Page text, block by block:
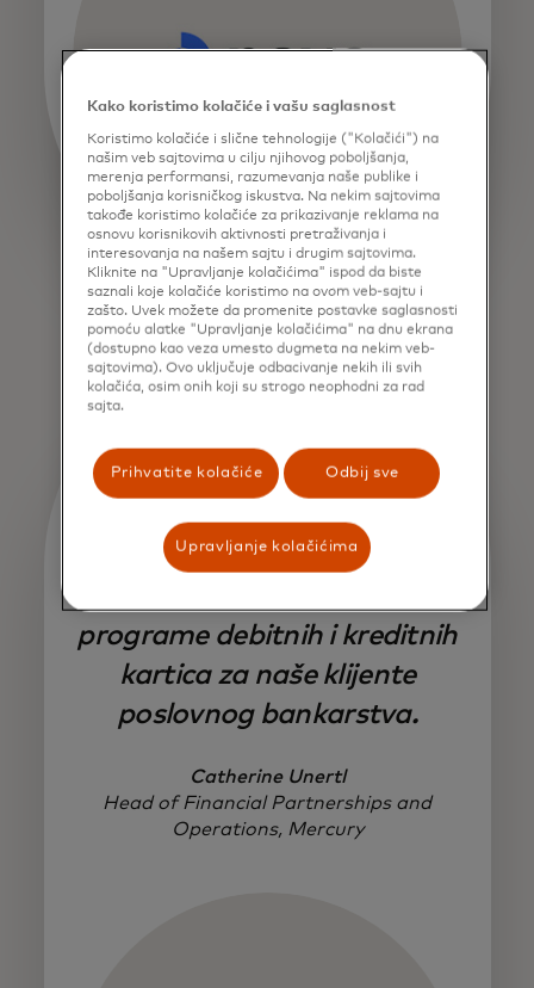
Partnerstvo sa Mastercard-
om omogućilo nam je da brzo
programe debitnih i kreditnih
kartica za naše klijente
poslovnog bankarstva.
Catherine Unertl
Head of Financial Partnerships and
Operations, Mercury
Kako koristimo kolačiće i vašu saglasnost
Koristimo kolačiće i slične tehnologije ("Kolačići") na
našim veb sajtovima u cilju njihovog poboljšanja,
merenja performansi, razumevanja naše publike i
poboljšanja korisničkog iskustva. Na nekim sajtovima
takođe koristimo kolačiće za prikazivanje reklama na
osnovu korisnikovih aktivnosti pretraživanja i
interesovanja na našem sajtu i drugim sajtovima.
Kliknite na "Upravljanje kolačićima" ispod da biste
saznali koje kolačiće koristimo na ovom veb-sajtu i
zašto. Uvek možete da promenite postavke saglasnosti
pomoću alatke "Upravljanje kolačićima" na dnu ekrana
(dostupno kao veza umesto dugmeta na nekim veb-
sajtovima). Ovo uključuje odbacivanje nekih ili svih
kolačića, osim onih koji su strogo neophodni za rad
sajta.
Prihvatite kolačiće Odbij sve
Upravljanje kolačićima